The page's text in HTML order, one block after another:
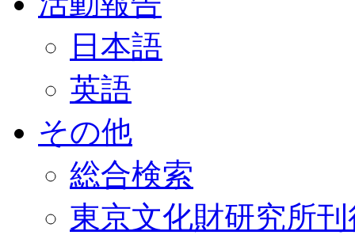
日本語
英語
その他
総合検索
東京文化財研究所